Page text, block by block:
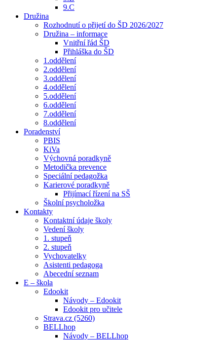
9.C
Družina
Rozhodnutí o přijetí do ŠD 2026/2027
Družina – informace
Vnitřní řád ŠD
Přihláška do ŠD
1.oddělení
2.oddělení
3.oddělení
4.oddělení
5.oddělení
6.oddělení
7.oddělení
8.oddělení
Poradenství
PBIS
KiVa
Výchovná poradkyně
Metodička prevence
Speciální pedagožka
Karierové poradkyně
Přijímací řízení na SŠ
Školní psycholožka
Kontakty
Kontaktní údaje školy
Vedení školy
1. stupeň
2. stupeň
Vychovatelky
Asistenti pedagoga
Abecední seznam
E – škola
Edookit
Návody – Edookit
Edookit pro učitele
Strava.cz (5260)
BELLhop
Návody – BELLhop